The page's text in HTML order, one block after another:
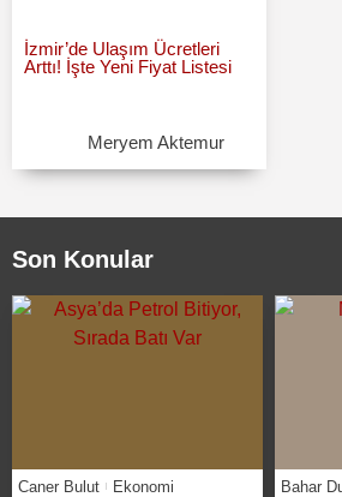
İzmir’de Ulaşım Ücretleri
Arttı! İşte Yeni Fiyat Listesi
Meryem Aktemur
Son Konular
Caner Bulut Ekonomi Bahar